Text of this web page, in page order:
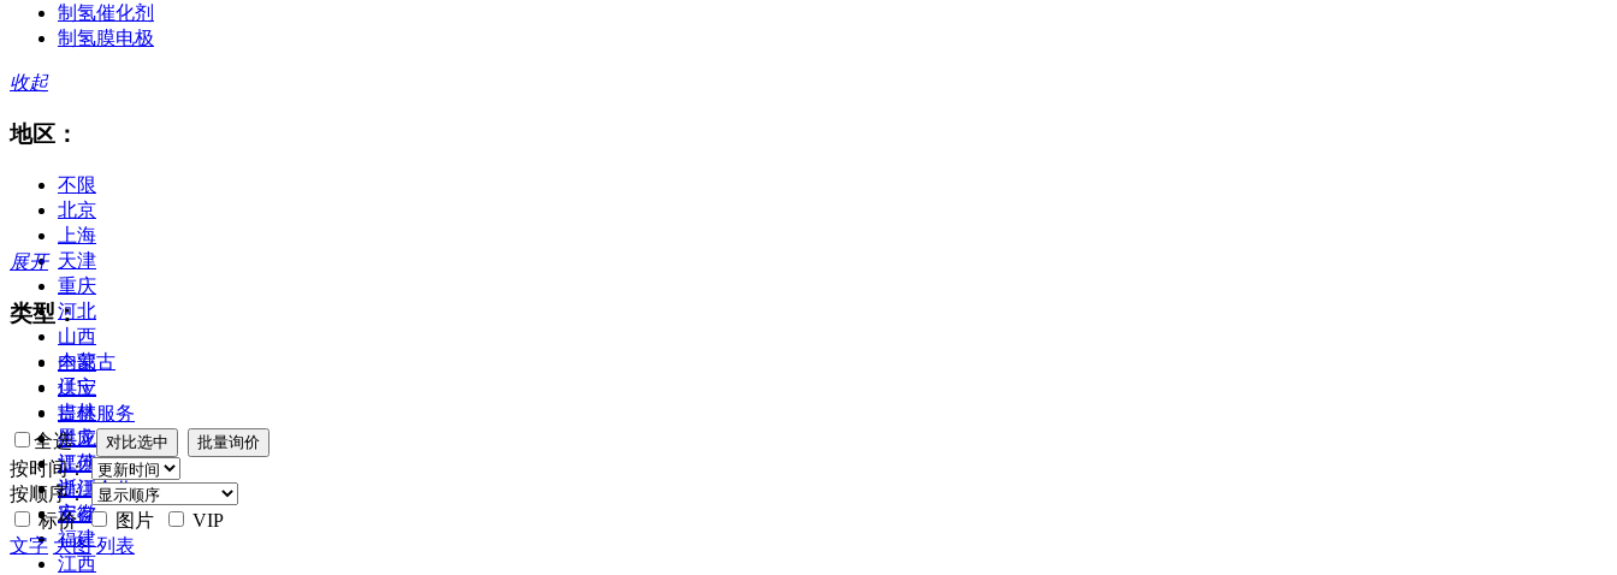
制氢催化剂
制氢膜电极
收起
地区：
不限
北京
上海
天津
重庆
河北
山西
内蒙古
辽宁
吉林
黑龙江
江苏
浙江
安徽
福建
江西
展开
类型：
全部
供应
提供服务
供应二手
提供加工
提供合作
库存
全选
按时间：
按顺序：
标价
图片
VIP
文字 大图 列表